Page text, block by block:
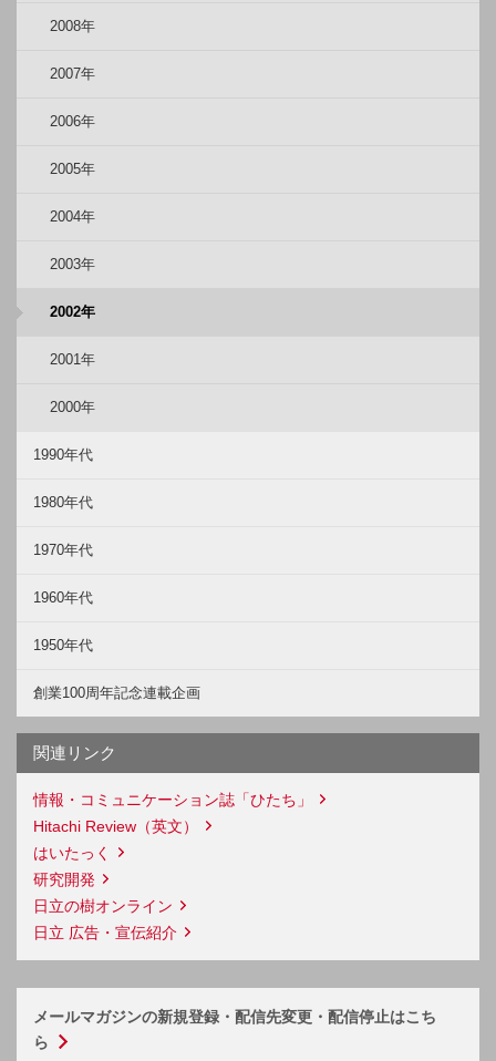
2008年
2007年
2006年
2005年
2004年
2003年
2002年
2001年
2000年
1990年代
1980年代
1970年代
1960年代
1950年代
創業100周年記念連載企画
関連リンク
情報・コミュニケーション誌「ひたち」
Hitachi Review（英文）
はいたっく
研究開発
日立の樹オンライン
日立 広告・宣伝紹介
メールマガジンの新規登録・配信先変更・配信停止はこち
ら